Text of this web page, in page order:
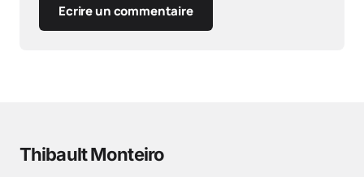
Ecrire un commentaire
Thibault Monteiro